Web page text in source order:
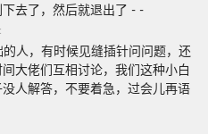
去了，然后就退出了 - -
:
人，有时候见缝插针问问题，还
大佬们互相讨论，我们这种小白
人解答，不要着急，过会儿再语